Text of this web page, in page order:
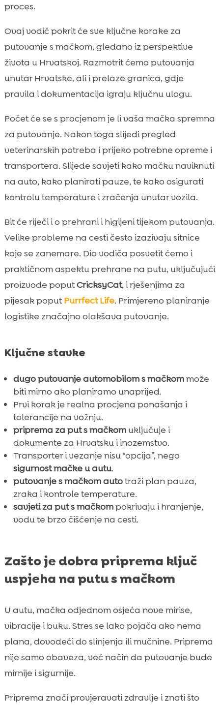
prije polaska
 Planiranje rute i pauza: gdje stajemo i
Temperatura, ventilacija i sigurnost: kako
izbjeći pregrijavanje
Hrana i voda na putu: kada hranimo i kako
CricksyCat prehrana za put: praktičan izbor
za osjetljive mačke
Toalet i higijena u autu: praktična rješenja
za pijesak i čišćenje

Dolazak i smještaj: kako pomoći mački da
se brzo prilagodi novom prostoru
 FAQ
proces.
Ovaj vodič pokrit će sve ključne korake za
putovanje s mačkom, gledano iz perspektive
života u Hrvatskoj. Razmotrit ćemo putovanja
unutar Hrvatske, ali i prelaze granica, gdje
pravila i dokumentacija igraju ključnu ulogu.
Počet će se s procjenom je li vaša mačka spremna
za putovanje. Nakon toga slijedi pregled
veterinarskih potreba i prijeko potrebne opreme i
transportera. Slijede savjeti kako mačku naviknuti
na auto, kako planirati pauze, te kako osigurati
kontrolu temperature i zračenja unutar vozila.
Bit će riječi i o prehrani i higijeni tijekom putovanja.
Velike probleme na cesti često izazivaju sitnice
koje se zanemare. Dio vodiča posvetit ćemo i
praktičnom aspektu prehrane na putu, uključujući
proizvode poputCricksyCat, i rješenjima za
pijesak poputPurrfect Life. Primjereno planiranje
logistike značajno olakšava putovanje.
Ključne stavke
dugo putovanje automobilom s mačkommože
biti mirno ako planiramo unaprijed.
Prvi korak je realna procjena ponašanja i
tolerancije na vožnju.
priprema za put s mačkomuključuje i
dokumente za Hrvatsku i inozemstvo.
Transporter i vezanje nisu “opcija”, nego
sigurnost mačke u autu.
putovanje s mačkom autotraži plan pauza,
zraka i kontrole temperature.
savjeti za put s mačkompokrivaju i hranjenje,
vodu te brzo čišćenje na cesti.
Zašto je dobra priprema ključ
uspjeha na putu s mačkom
U autu, mačka odjednom osjeća nove mirise,
vibracije i buku. Stres se lako pojača ako nema
plana, dovodeći do slinjenja ili mučnine. Priprema
nije samo obaveza, već način da putovanje bude
mirnije i sigurnije.
Priprema znači provjeravati zdravlje i znati što